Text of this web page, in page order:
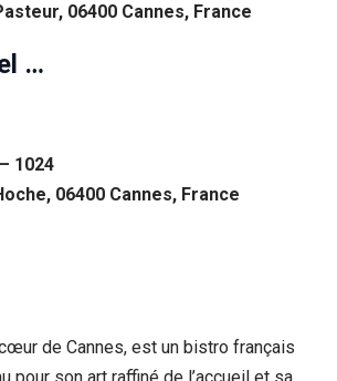
06400 Cannes, France
…
1024
06400 Cannes, France
de Cannes, est un bistro français